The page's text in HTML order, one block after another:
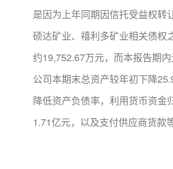
是因为上年同期因信托受益权转
硕达矿业、禧利多矿业相关债权
约19,752.67万元，而本报告期内
公司本期末总资产较年初下降
降低资产负债率，利用货币资金
1.71亿元，以及支付供应商货款